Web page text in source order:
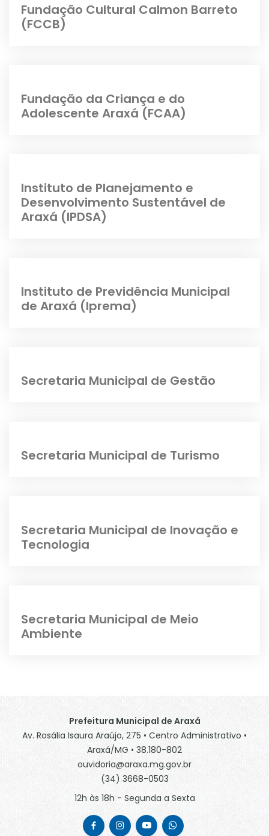
Fundação Cultural Calmon Barreto
(FCCB)
Fundação da Criança e do
Adolescente Araxá (FCAA)
Instituto de Planejamento e
Desenvolvimento Sustentável de
Araxá (IPDSA)
Instituto de Previdência Municipal
de Araxá (Iprema)
Secretaria Municipal de Gestão
Secretaria Municipal de Turismo
Secretaria Municipal de Inovação e
Tecnologia
Secretaria Municipal de Meio
Ambiente
Prefeitura Municipal de Araxá
Av. Rosália Isaura Araújo, 275 • Centro Administrativo •
Araxá/MG • 38.180-802
ouvidoria@araxa.mg.gov.br
(34) 3668-0503
12h às 18h - Segunda a Sexta